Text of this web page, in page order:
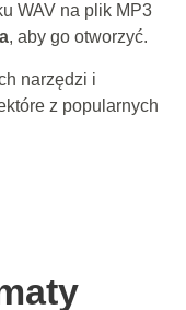
WAV na plik MP3
, aby go otworzyć.
narzędzi i
z popularnych